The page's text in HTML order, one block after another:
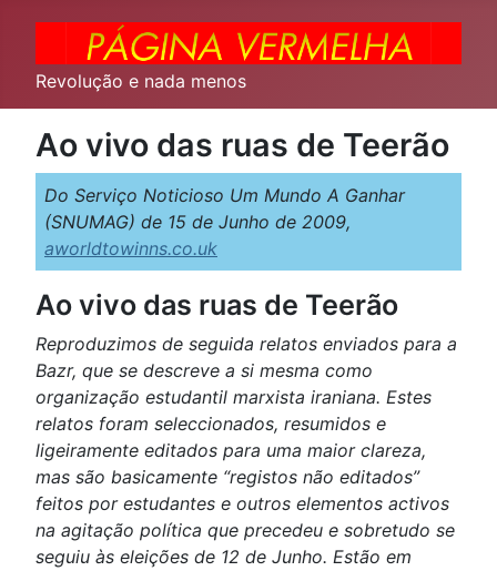
Revolução e nada menos
Ao vivo das ruas de Teerão
Do Serviço Noticioso Um Mundo A Ganhar
(SNUMAG) de 15 de Junho de 2009,
aworldtowinns.co.uk
Ao vivo das ruas de Teerão
Reproduzimos de seguida relatos enviados para a
Bazr, que se descreve a si mesma como
organização estudantil marxista iraniana. Estes
relatos foram seleccionados, resumidos e
ligeiramente editados para uma maior clareza,
mas são basicamente “registos não editados”
feitos por estudantes e outros elementos activos
na agitação política que precedeu e sobretudo se
seguiu às eleições de 12 de Junho. Estão em